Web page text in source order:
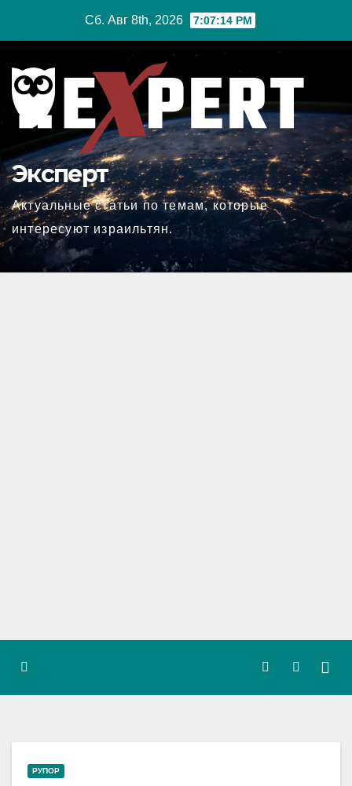
Сб. Авг 8th, 2026 7:07:15 PM
Эксперт
Актуальные статьи по темам, которые
интересуют израильтян.
РУПОР